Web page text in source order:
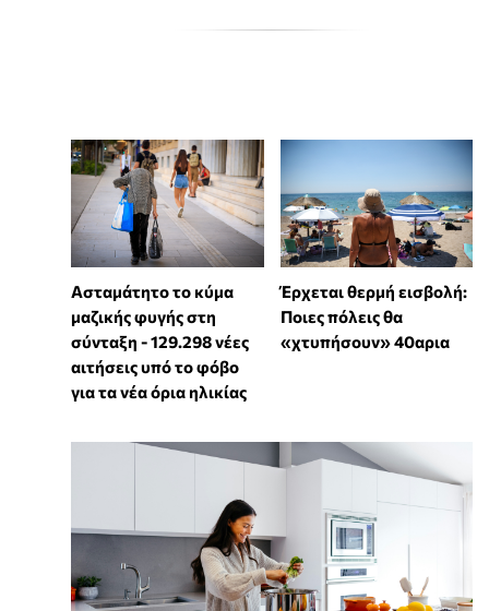
Ασταμάτητο το κύμα
μαζικής φυγής στη
σύνταξη - 129.298 νέες
αιτήσεις υπό το φόβο
για τα νέα όρια ηλικίας
Έρχεται θερμή εισβολή:
Ποιες πόλεις θα
«χτυπήσουν» 40αρια